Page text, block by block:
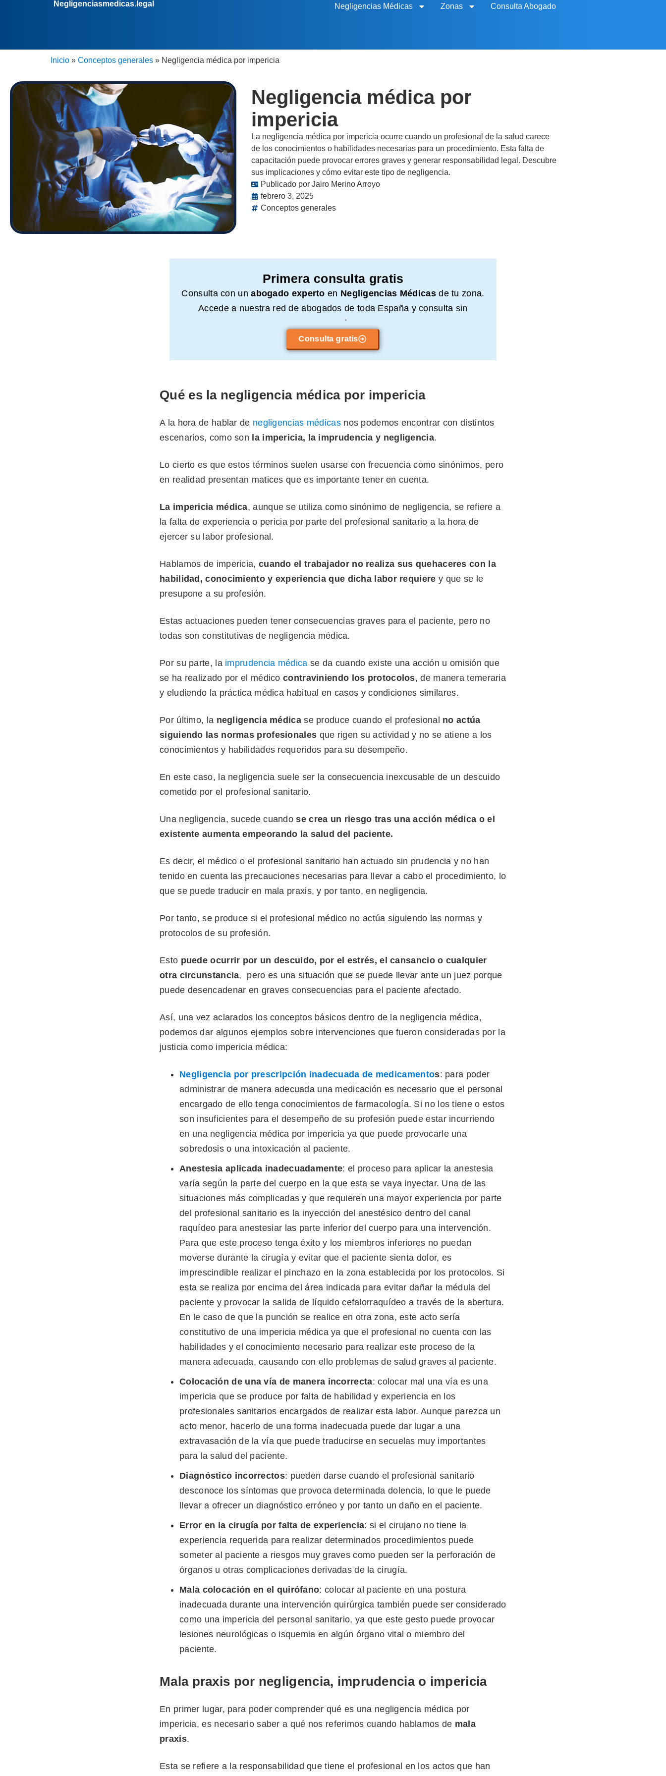
Negligenciasmedicas.legal Negligencias Médicas Zonas Consulta Abogado
Inicio » Conceptos generales » Negligencia médica por impericia
Negligencia médica por
impericia
La negligencia médica por impericia ocurre cuando un profesional de la salud carece
de los conocimientos o habilidades necesarias para un procedimiento. Esta falta de
capacitación puede provocar errores graves y generar responsabilidad legal. Descubre
sus implicaciones y cómo evitar este tipo de negligencia.
Publicado por Jairo Merino Arroyo
febrero 3, 2025
Conceptos generales
Primera consulta gratis
Consulta con unabogado experto en Negligencias Médicasde tu zona.
Accede a nuestra red de abogados de toda España y consulta sin
compromiso.
Consulta gratis
Qué es la negligencia médica por impericia
A la hora de hablar de negligencias médicasnos podemos encontrar con distintos
escenarios, como son la impericia, la imprudencia y negligencia.
Lo cierto es que estos términos suelen usarse con frecuencia como sinónimos, pero
en realidad presentan matices que es importante tener en cuenta.
La impericia médica, aunque se utiliza como sinónimo de negligencia, se refiere a
la falta de experiencia o pericia por parte del profesional sanitario a la hora de
ejercer su labor profesional.
Hablamos de impericia, cuando el trabajador no realiza sus quehaceres con la
habilidad, conocimiento y experiencia que dicha labor requiere y que se le
presupone a su profesión.
Estas actuaciones pueden tener consecuencias graves para el paciente, pero no
todas son constitutivas de negligencia médica.
Por su parte, la imprudencia médica se da cuando existe una acción u omisión que
se ha realizado por el médicocontraviniendo los protocolos, de manera temeraria
y eludiendo la práctica médica habitual en casos y condiciones similares.
Por último, la negligencia médicase produce cuando el profesional no actúa
siguiendo las normas profesionales que rigen su actividad y no se atiene a los
conocimientos y habilidades requeridos para su desempeño.
En este caso, la negligencia suele ser la consecuencia inexcusable de un descuido
cometido por el profesional sanitario.
Una negligencia, sucede cuandose crea un riesgo tras una acción médica o el
existente aumenta empeorando la salud del paciente.
Es decir, el médico o el profesional sanitario han actuado sin prudencia y no han
tenido en cuenta las precauciones necesarias para llevar a cabo el procedimiento, lo
que se puede traducir en mala praxis, y por tanto, en negligencia.
Por tanto, se produce si el profesional médico no actúa siguiendo las normas y
protocolos de su profesión.
Esto puede ocurrir por un descuido, por el estrés, el cansancio o cualquier
otra circunstancia, pero es una situación que se puede llevar ante un juez porque
puede desencadenar en graves consecuencias para el paciente afectado.
Así, una vez aclarados los conceptos básicos dentro de la negligencia médica,
podemos dar algunos ejemplos sobre intervenciones que fueron consideradas por la
justicia como impericia médica:
Negligencia por prescripción inadecuada de medicamentos: para poder
administrar de manera adecuada una medicación es necesario que el personal
encargado de ello tenga conocimientos de farmacología. Si no los tiene o estos
son insuficientes para el desempeño de su profesión puede estar incurriendo
en una negligencia médica por impericia ya que puede provocarle una
sobredosis o una intoxicación al paciente.
Anestesia aplicada inadecuadamente: el proceso para aplicar la anestesia
varía según la parte del cuerpo en la que esta se vaya inyectar. Una de las
situaciones más complicadas y que requieren una mayor experiencia por parte
del profesional sanitario es la inyección del anestésico dentro del canal
raquídeo para anestesiar las parte inferior del cuerpo para una intervención.
Para que este proceso tenga éxito y los miembros inferiores no puedan
moverse durante la cirugía y evitar que el paciente sienta dolor, es
imprescindible realizar el pinchazo en la zona establecida por los protocolos. Si
esta se realiza por encima del área indicada para evitar dañar la médula del
paciente y provocar la salida de líquido cefalorraquídeo a través de la abertura.
En le caso de que la punción se realice en otra zona, este acto sería
constitutivo de una impericia médica ya que el profesional no cuenta con las
habilidades y el conocimiento necesario para realizar este proceso de la
manera adecuada, causando con ello problemas de salud graves al paciente.
Colocación de una vía de manera incorrecta: colocar mal una vía es una
impericia que se produce por falta de habilidad y experiencia en los
profesionales sanitarios encargados de realizar esta labor. Aunque parezca un
acto menor, hacerlo de una forma inadecuada puede dar lugar a una
extravasación de la vía que puede traducirse en secuelas muy importantes
para la salud del paciente.
Diagnóstico incorrectos: pueden darse cuando el profesional sanitario
desconoce los síntomas que provoca determinada dolencia, lo que le puede
llevar a ofrecer un diagnóstico erróneo y por tanto un daño en el paciente.
Error en la cirugía por falta de experiencia: si el cirujano no tiene la
experiencia requerida para realizar determinados procedimientos puede
someter al paciente a riesgos muy graves como pueden ser la perforación de
órganos u otras complicaciones derivadas de la cirugía.
Mala colocación en el quirófano: colocar al paciente en una postura
inadecuada durante una intervención quirúrgica también puede ser considerado
como una impericia del personal sanitario, ya que este gesto puede provocar
lesiones neurológicas o isquemia en algún órgano vital o miembro del
paciente.
Mala praxis por negligencia, imprudencia o impericia
En primer lugar, para poder comprender qué es una negligencia médica por
impericia, es necesario saber a qué nos referimos cuando hablamos de mala
praxis.
Esta se refiere a la responsabilidad que tiene el profesional en los actos que han